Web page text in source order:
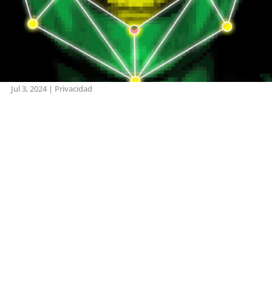
Jul 3, 2024| Privacidad